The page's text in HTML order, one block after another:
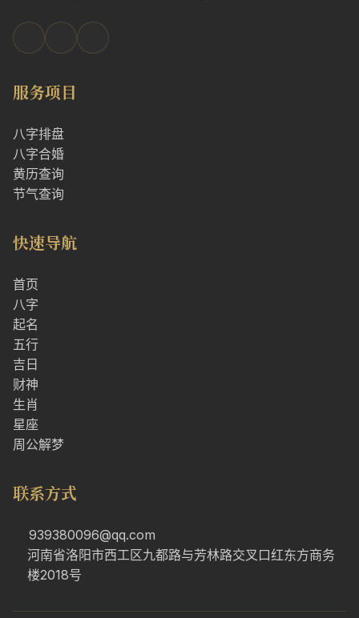
服务项目
八字排盘
八字合婚
黄历查询
节气查询
快速导航
首页
八字
起名
五行
吉日
财神
生肖
星座
周公解梦
联系方式
939380096@qq.com
河南省洛阳市西工区九都路与芳林路交叉口红东方商务
楼2018号